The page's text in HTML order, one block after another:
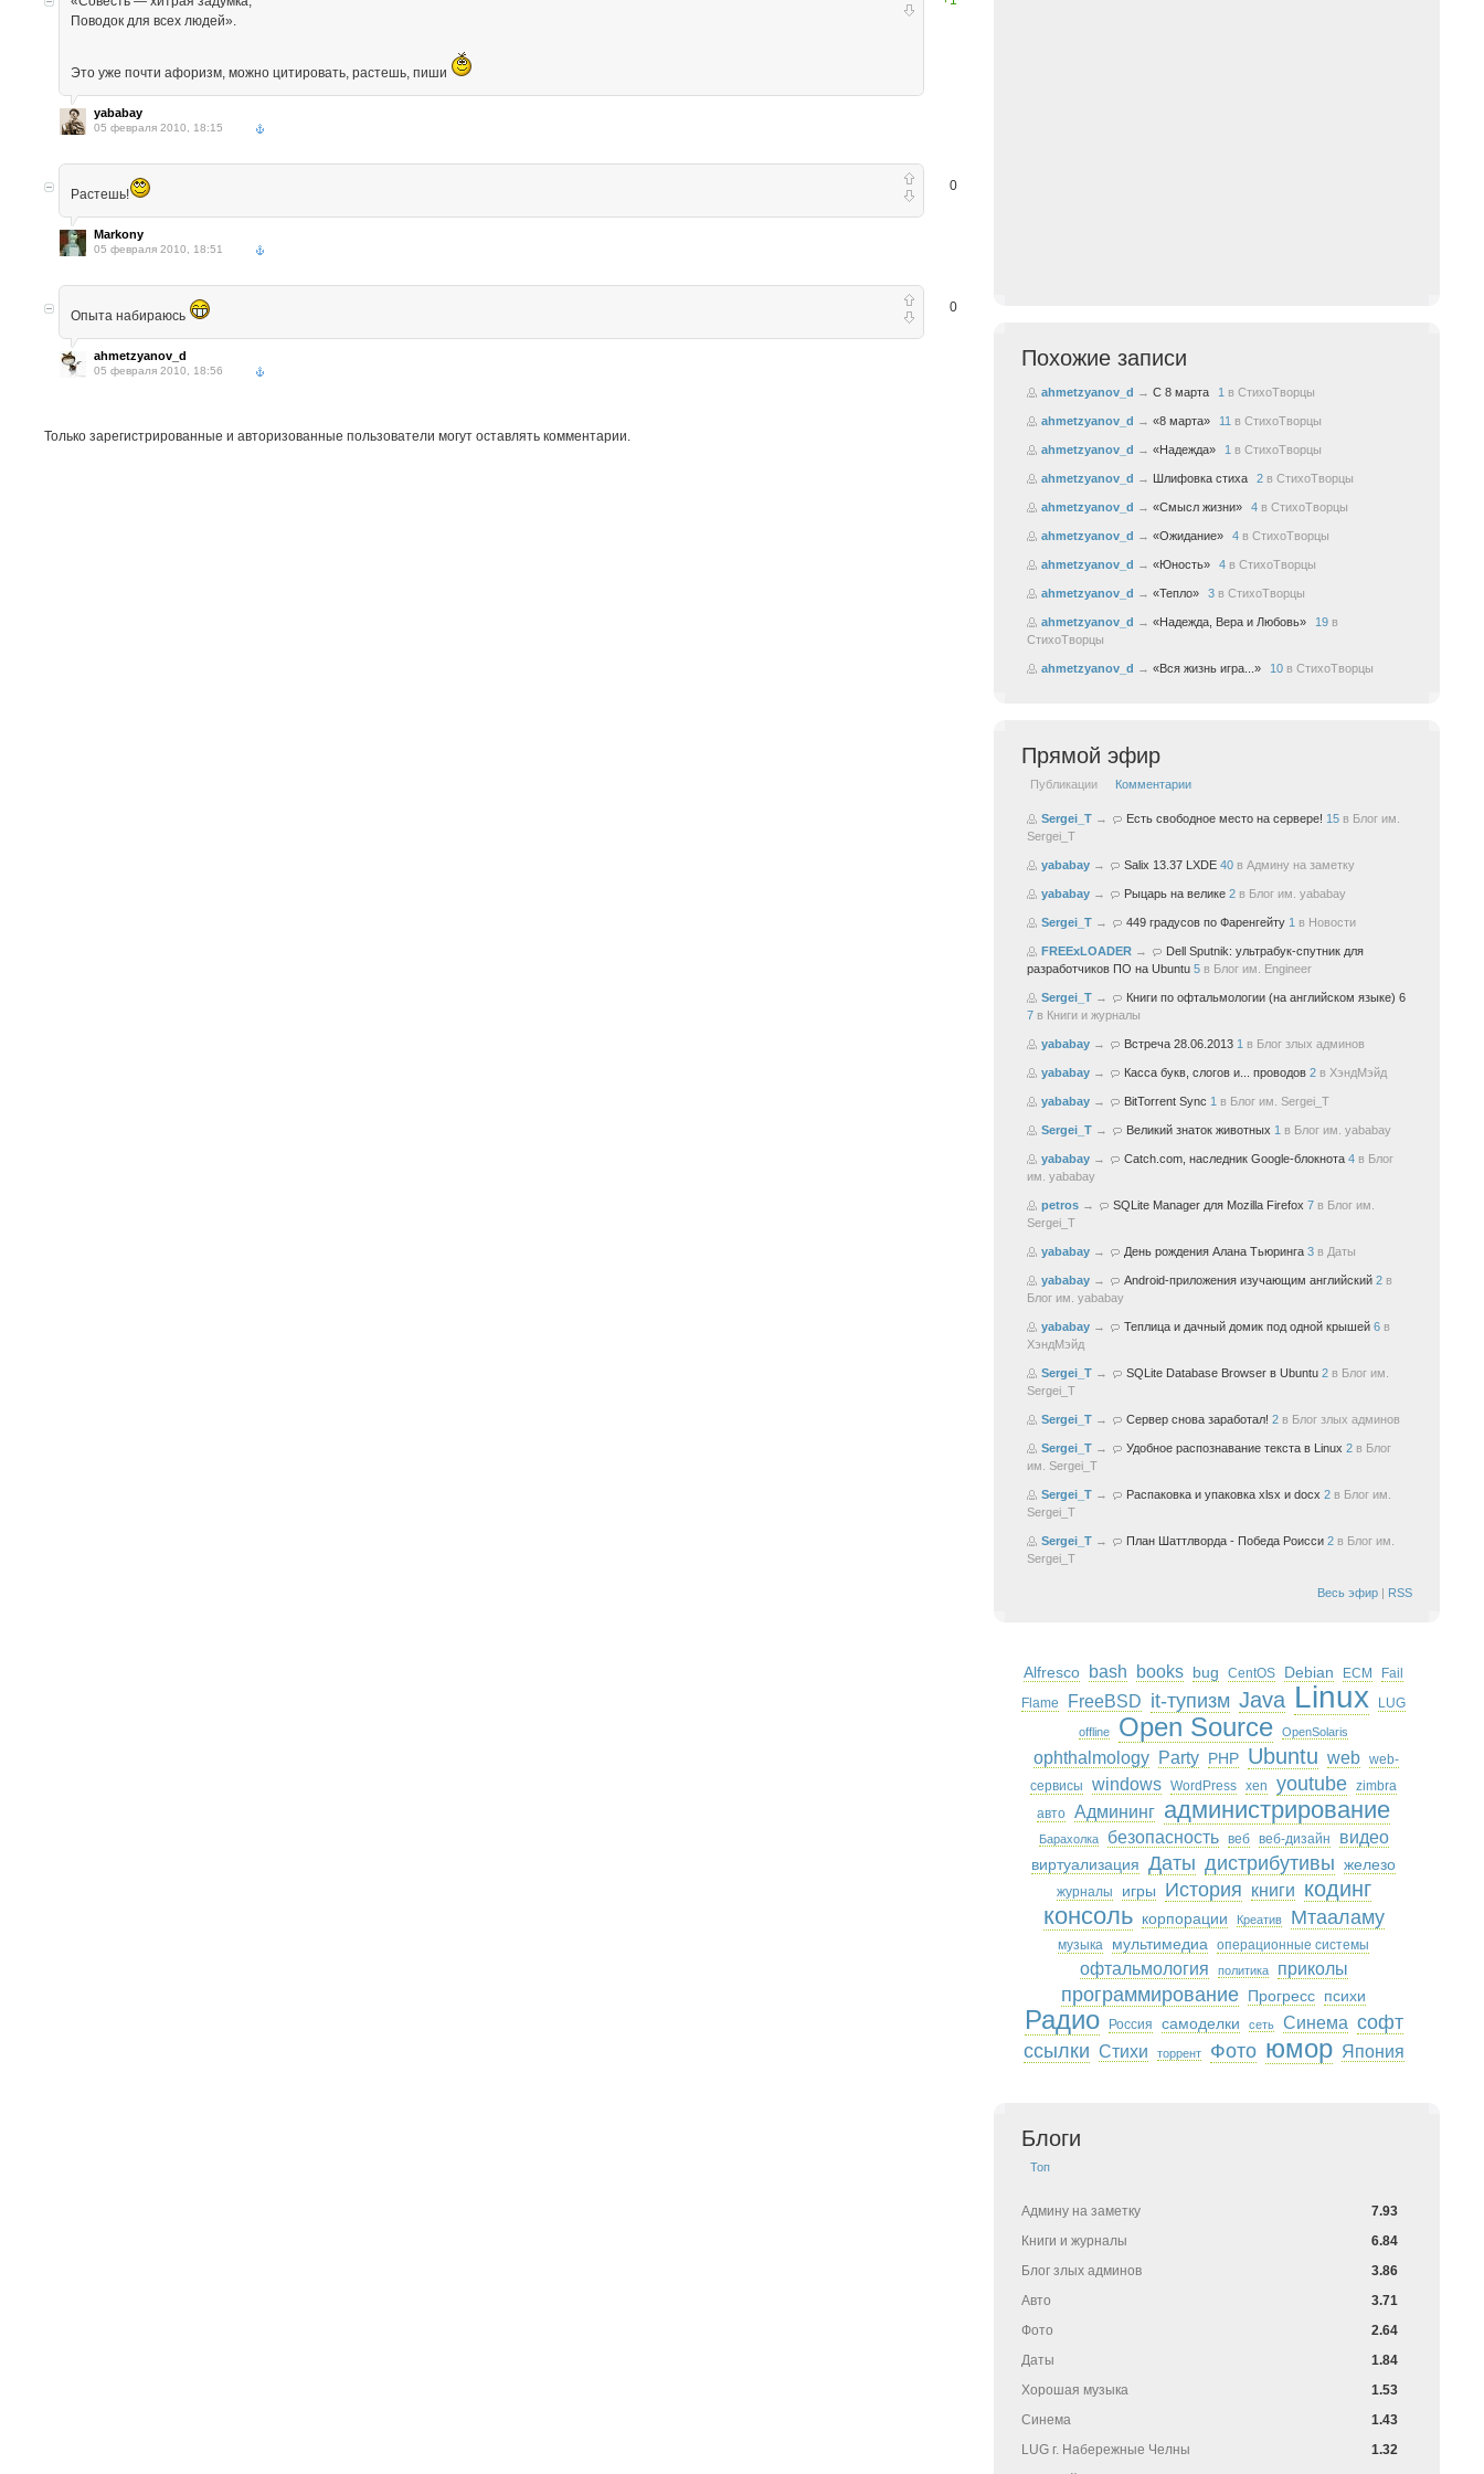
Поводок для всех людей».
Это уже почти афоризм, можно цитировать, растешь, пиши
yababay
05 февраля 2010, 18:15
0
Pастешь!
Markony
05 февраля 2010, 18:51
0
Опыта набираюсь
ahmetzyanov_d
05 февраля 2010, 18:56
Только зарегистрированные и авторизованные пользователи могут оставлять комментарии.
Похожие записи
ahmetzyanov_d → С 8 марта 1 в СтихоТворцы
ahmetzyanov_d → «8 марта» 11 в СтихоТворцы
ahmetzyanov_d → «Надежда» 1 в СтихоТворцы
ahmetzyanov_d → Шлифовка стиха 2в СтихоТворцы
ahmetzyanov_d → «Смысл жизни» 4в СтихоТворцы
ahmetzyanov_d → «Ожидание» 4в СтихоТворцы
ahmetzyanov_d → «Юность» 4в СтихоТворцы
ahmetzyanov_d → «Тепло» 3в СтихоТворцы
ahmetzyanov_d → «Надежда, Вера и Любовь» 19в
СтихоТворцы
ahmetzyanov_d → «Вся жизнь игра...» 10в СтихоТворцы
Прямой эфир
Публикации Комментарии
Sergei_T→ Есть свободное место на сервере! 15в Блог им.
Sergei_T
yababay→ Salix 13.37 LXDE 40в Админу на заметку
yababay→ Рыцарь на велике 2в Блог им. yababay
Sergei_T→ 449 градусов по Фаренгейту 1 в Новости
FREExLOADER→
Dell Sputnik: ультрабук-спутник для
разработчиков ПО на Ubuntu 5в Блог им. Engineer
Sergei_T→
Книги по офтальмологии (на английском языке) 6
7в Книги и журналы
yababay→ Встреча 28.06.2013 1 в Блог злых админов
yababay→ Касса букв, слогов и... проводов 2в ХэндМэйд
yababay→ BitTorrent Sync 1 в Блог им. Sergei_T
Sergei_T→ Великий знаток животных 1 в Блог им. yababay
yababay→ Catch.com, наследник Google-блокнота 4в Блог
им. yababay
petros→ SQLite Manager для Mozilla Firefox 7в Блог им.
Sergei_T
yababay→ День рождения Алана Тьюринга 3в Даты
yababay→ Android-приложения изучающим английский 2в
Блог им. yababay
yababay→ Теплица и дачный домик под одной крышей 6в
ХэндМэйд
Sergei_T→ SQLite Database Browser в Ubuntu 2в Блог им.
Sergei_T
Sergei_T→ Сервер снова заработал! 2в Блог злых админов
Sergei_T→ Удобное распознавание текста в Linux 2в Блог
им. Sergei_T
Sergei_T→ Распаковка и упаковка xlsx и docx 2в Блог им.
Sergei_T
Sergei_T→ План Шаттлворда - Победа Роисси 2в Блог им.
Sergei_T
Весь эфир| RSS
Alfresco bash books bug CentOS Debian ECM
Fail
Flame
FreeBSD it-тупизм Java Linux LUG
offline Open Source OpenSolaris
ophthalmology Party PHP Ubuntu web web-
сервисы
windows WordPress xen youtube zimbra
авто Админинг администрирование
Барахолка безопасность веб веб-дизайн видео
виртуализация Даты дистрибутивы железо
журналы игры История книги кодинг
консоль корпорации Креатив Мтааламу
музыка мультимедиа операционные системы
офтальмология политика приколы
программирование Прогресс психи
Радио Россия самоделки сеть Синема софт
ссылки Стихи торрент Фото юмор Япония
Блоги
Топ
7.93
Админу на заметку
6.84
Книги и журналы
3.86
Блог злых админов
3.71
Авто
2.64
Фото
1.84
Даты
1.53
Хорошая музыка
1.43
Синема
1.32
LUG г. Набережные Челны